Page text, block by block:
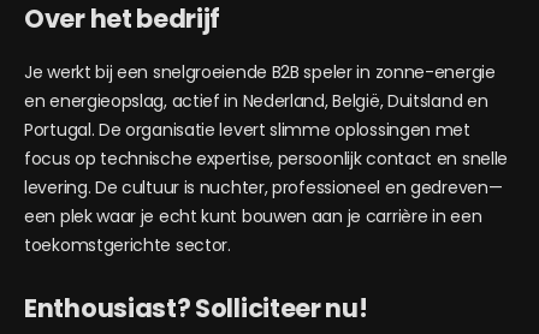
Over het bedrijf
Je werkt bij een snelgroeiende B2B speler in zonne-energie
en energieopslag, actief in Nederland, België, Duitsland en
Portugal. De organisatie levert slimme oplossingen met
focus op technische expertise, persoonlijk contact en snelle
levering. De cultuur is nuchter, professioneel en gedreven—
een plek waar je echt kunt bouwen aan je carrière in een
toekomstgerichte sector.
Enthousiast? Solliciteer nu!